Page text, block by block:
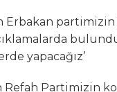
Erbakan
yapacağız’
Refah Partimizin